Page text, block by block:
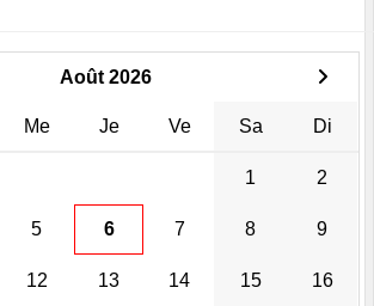
Août 2026
Me Je Ve Sa Di
1 2
5 6 7 8 9
12 13 14 15 16